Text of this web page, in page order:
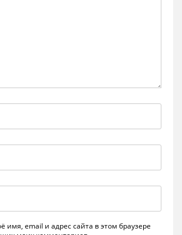
имя, email и адрес сайта в этом браузере